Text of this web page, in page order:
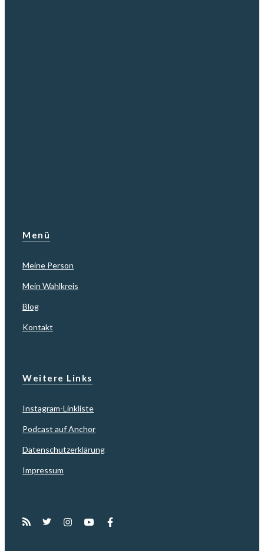
Menü
Meine Person
Mein Wahlkreis
Blog
Kontakt
Weitere Links
Instagram-Linkliste
Podcast auf Anchor
Datenschutzerklärung
Impressum